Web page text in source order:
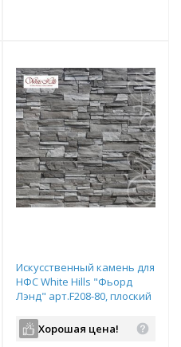
Искусственный камень для
НФС White Hills "Фьорд
Лэнд" арт.F208-80, плоский
Хорошая цена!